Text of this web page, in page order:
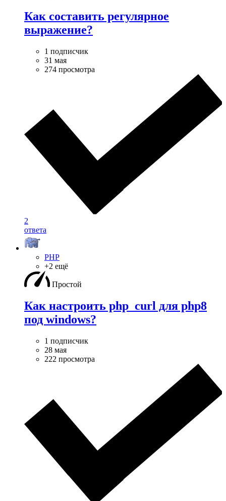
Как составить регулярное
выражение?
1 подписчик
31 мая
274 просмотра
2
ответа
PHP
+2 ещё
Простой
Как настроить php_curl для php8
под windows?
1 подписчик
28 мая
222 просмотра